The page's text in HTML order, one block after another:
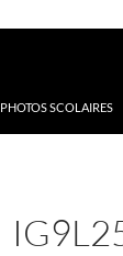
PHOTOS SCOLAIRES